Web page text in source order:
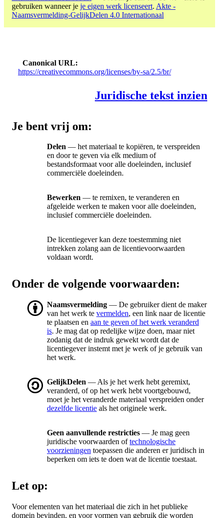
gebruiken wanneer je je eigen werk licenseert. Akte -
Naamsvermelding-GelijkDelen 4.0 Internationaal
Canonical URL
https://creativecommons.org/licenses/by-sa/2.5/br/
Juridische tekst inzien
Je bent vrij om:
Delen — het materiaal te kopiëren, te verspreiden
en door te geven via elk medium of
bestandsformaat voor alle doeleinden, inclusief
commerciële doeleinden.
Bewerken — te remixen, te veranderen en
afgeleide werken te maken voor alle doeleinden,
inclusief commerciële doeleinden.
De licentiegever kan deze toestemming niet
intrekken zolang aan de licentievoorwaarden
voldaan wordt.
Onder de volgende voorwaarden:
Naamsvermelding — De gebruiker dient de maker
van het werk te vermelden, een link naar de licentie
te plaatsen en aan te geven of het werk veranderd
is. Je mag dat op redelijke wijze doen, maar niet
zodanig dat de indruk gewekt wordt dat de
licentiegever instemt met je werk of je gebruik van
het werk.
GelijkDelen — Als je het werk hebt geremixt,
veranderd, of op het werk hebt voortgebouwd,
moet je het veranderde materiaal verspreiden onder
dezelfde licentie als het originele werk.
Geen aanvullende restricties — Je mag geen
juridische voorwaarden oftechnologische
voorzieningen toepassen die anderen er juridisch in
beperken om iets te doen wat de licentie toestaat.
Let op:
Voor elementen van het materiaal die zich in het publieke
domein bevinden, en voor vormen van gebruik die worden